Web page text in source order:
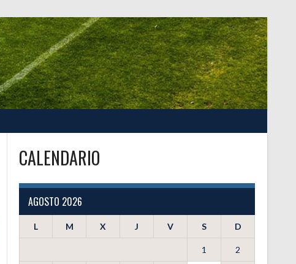
CALENDARIO
AGOSTO 2026
L M X J V S D
1 2